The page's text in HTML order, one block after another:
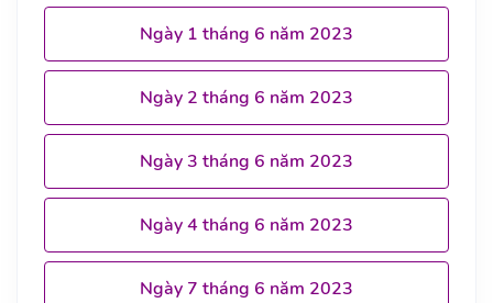
Ngày 1 tháng 6 năm 2023
Ngày 2 tháng 6 năm 2023
Ngày 3 tháng 6 năm 2023
Ngày 4 tháng 6 năm 2023
Ngày 7 tháng 6 năm 2023